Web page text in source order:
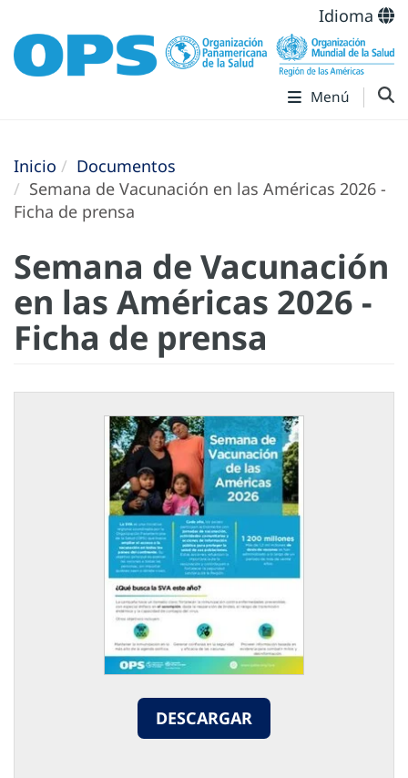
Idioma
Menú
Inicio
Documentos
Semana de Vacunación en las Américas 2026 -
Ficha de prensa
Semana de Vacunación
en las Américas 2026 -
Ficha de prensa
DESCARGAR